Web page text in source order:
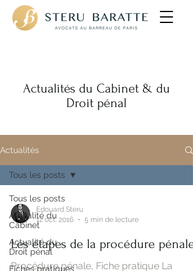
Actualités
Tous les posts
Actualité du
Cabinet
Actualité du
Droit pénal
Fiches pratiques
Tous les posts
Edouard Steru
12 oct. 2016
5 min de lecture
Les étapes de la procédure pénale
Procédure pénale, Fiche pratique La
Actualités du Cabinet & du
Droit pénal